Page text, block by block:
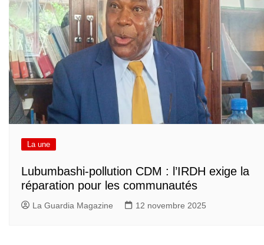
La une
Lubumbashi-pollution CDM : l’IRDH exige la
réparation pour les communautés
La Guardia Magazine 12 novembre 2025